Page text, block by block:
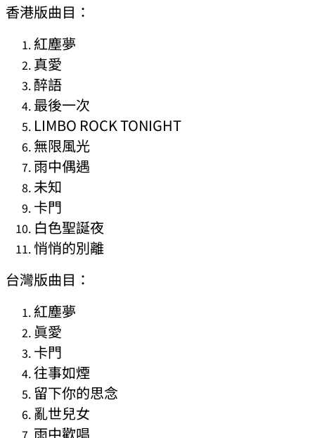
香港版曲目：
紅塵夢
真愛
醉語
最後一次
LIMBO ROCK TONIGHT
無限風光
雨中偶遇
未知
卡門
白色聖誕夜
悄悄的別離
台灣版曲目：
紅塵夢
眞愛
卡門
往事如煙
留下你的思念
亂世兒女
雨中歡唱